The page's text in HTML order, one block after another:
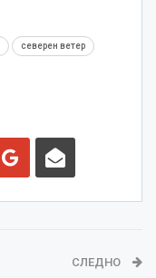
северен ветер
СЛЕДНО